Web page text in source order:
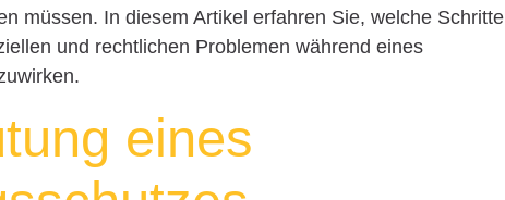
müssen. In diesem Artikel erfahren Sie, welche Schritte
und rechtlichen Problemen während eines
eines